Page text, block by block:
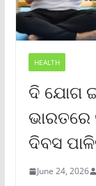
HEALTH
ଦି ଯୋଗ
ଭାରତରେ
ଦିବସ
June 24, 2026